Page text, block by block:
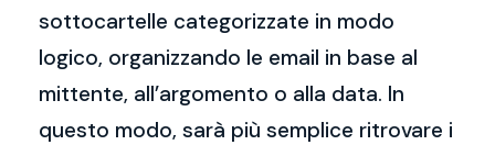
sottocartelle categorizzate in modo
logico, organizzando le email in base al
mittente, all’argomento o alla data. In
questo modo, sarà più semplice ritrovare i